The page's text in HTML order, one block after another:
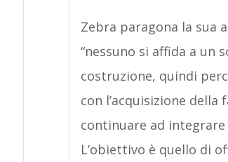
Zebra paragona la sua
“nessuno si affida a un
costruzione, quindi
con l’acquisizione
continuare ad
L’obiettivo è quello di